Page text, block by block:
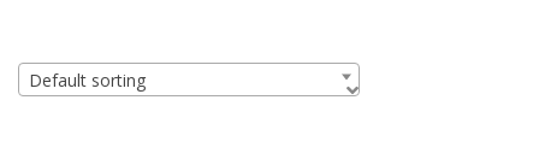
Default sorting